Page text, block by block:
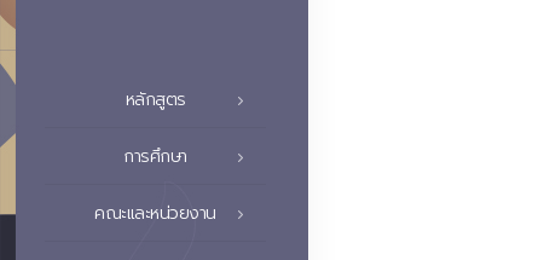
หลักสูตร
การศึกษา
คณะและหน่วยงาน